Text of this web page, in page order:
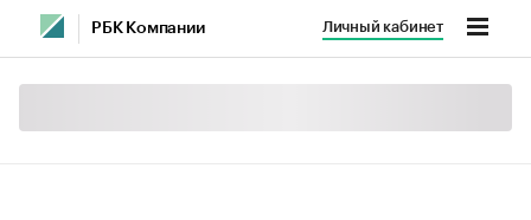
РБК Компании Личный кабинет